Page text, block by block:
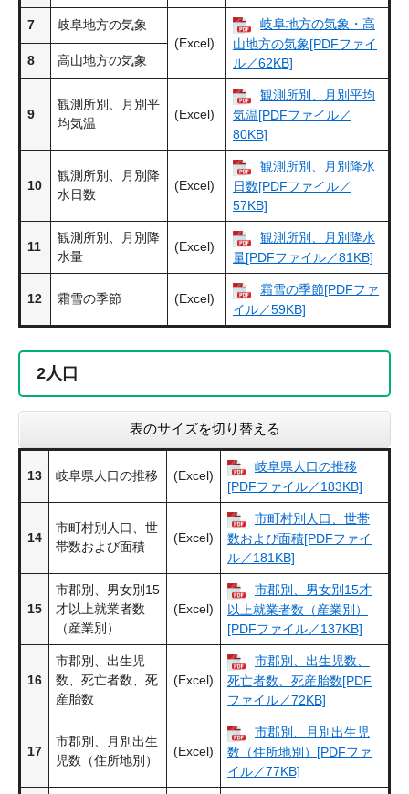
7
岐阜地方の気象
(Excel)
岐阜地方の気象・高
山地方の気象[PDFファイ
ル／62KB]
8 高山地方の気象
9
観測所別、月別平
均気温
(Excel)
観測所別、月別平均
気温[PDFファイル／
80KB]
10
観測所別、月別降
水日数
(Excel)
観測所別、月別降水
日数[PDFファイル／
57KB]
11
観測所別、月別降
水量
(Excel)
観測所別、月別降水
量[PDFファイル／81KB]
12 霜雪の季節 (Excel)
霜雪の季節[PDFファ
イル／59KB]
2人口
表のサイズを切り替える
13 岐阜県人口の推移 (Excel)
岐阜県人口の推移
[PDFファイル／183KB]
14
市町村別人口、世
帯数および面積
(Excel)
市町村別人口、世帯
数および面積[PDFファイ
ル／181KB]
15
市郡別、男女別15
才以上就業者数
（産業別）
(Excel)
市郡別、男女別15才
以上就業者数（産業別）
[PDFファイル／137KB]
16
市郡別、出生児
数、死亡者数、死
産胎数
(Excel)
市郡別、出生児数、
死亡者数、死産胎数[PDF
ファイル／72KB]
17
市郡別、月別出生
児数（住所地別）
(Excel)
市郡別、月別出生児
数（住所地別）[PDFファ
イル／77KB]